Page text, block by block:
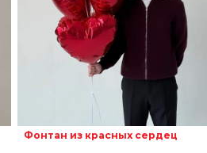
Фонтан из красных сердец